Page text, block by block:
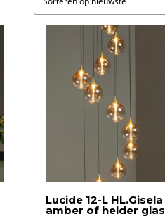
Lucide 12-L HL.Gisela
amber of helder glas